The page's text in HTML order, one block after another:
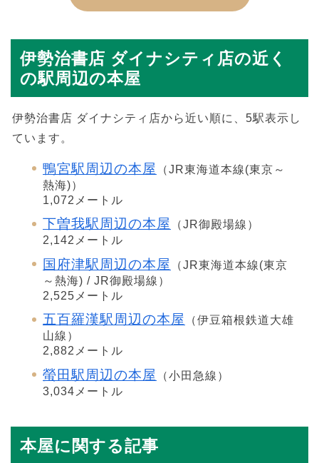
伊勢治書店 ダイナシティ店の近く
の駅周辺の本屋
伊勢治書店 ダイナシティ店から近い順に、5駅表示し
ています。
鴨宮駅周辺の本屋
（JR東海道本線(東京～
熱海)）
1,072メートル
下曽我駅周辺の本屋
（JR御殿場線）
2,142メートル
国府津駅周辺の本屋
（JR東海道本線(東京
～熱海) / JR御殿場線）
2,525メートル
五百羅漢駅周辺の本屋
（伊豆箱根鉄道大雄
山線）
2,882メートル
螢田駅周辺の本屋
（小田急線）
3,034メートル
本屋に関する記事